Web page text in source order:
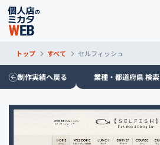
トップ すべて セルフィッシュ
制作実績へ戻る 業種・都道府県 検索